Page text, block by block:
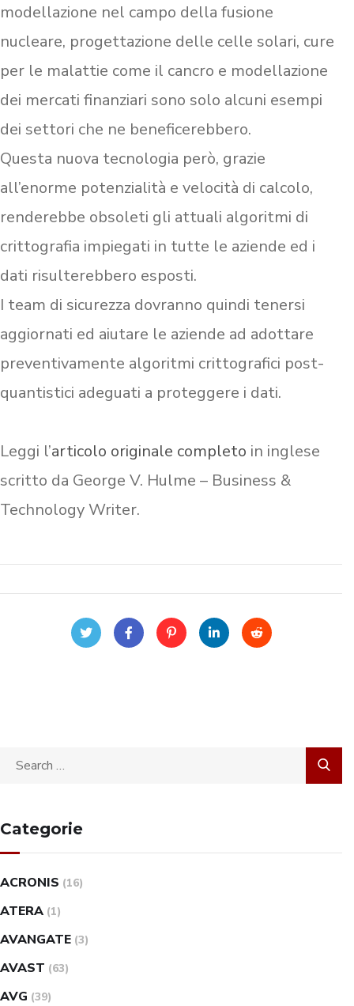
modellazione nel campo della fusione
nucleare, progettazione delle celle solari, cure
per le malattie come il cancro e modellazione
dei mercati finanziari sono solo alcuni esempi
dei settori che ne beneficerebbero.
Questa nuova tecnologia però, grazie
all’enorme potenzialità e velocità di calcolo,
renderebbe obsoleti gli attuali algoritmi di
crittografia impiegati in tutte le aziende ed i
dati risulterebbero esposti.
I team di sicurezza dovranno quindi tenersi
aggiornati ed aiutare le aziende ad adottare
preventivamente algoritmi crittografici post-
quantistici adeguati a proteggere i dati.
Leggi l’articolo originale completo in inglese
scritto da George V. Hulme – Business &
Technology Writer.
Categorie
ACRONIS (16)
ATERA (1)
AVANGATE (3)
AVAST (63)
AVG (39)